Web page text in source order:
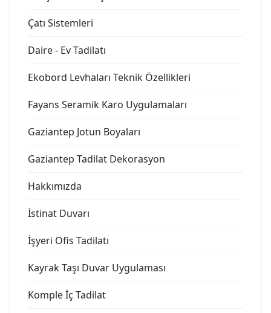
Çatı Sistemleri
Daire - Ev Tadilatı
Ekobord Levhaları Teknik Özellikleri
Fayans Seramik Karo Uygulamaları
Gaziantep Jotun Boyaları
Gaziantep Tadilat Dekorasyon
Hakkımızda
İstinat Duvarı
İşyeri Ofis Tadilatı
Kayrak Taşı Duvar Uygulaması
Komple İç Tadilat